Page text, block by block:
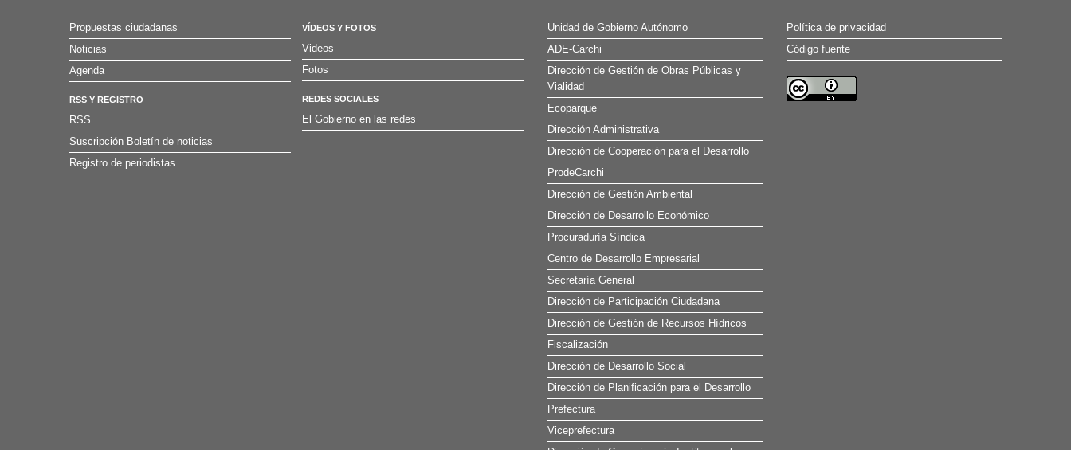
Propuestas ciudadanas
Noticias
Agenda
RSS Y REGISTRO
RSS
Suscripción Boletín de noticias
Registro de periodistas
VÍDEOS Y FOTOS
Videos
Fotos
REDES SOCIALES
El Gobierno en las redes
Unidad de Gobierno Autónomo
ADE-Carchi
Dirección de Gestión de Obras Públicas y
Vialidad
Ecoparque
Dirección Administrativa
Dirección de Cooperación para el Desarrollo
ProdeCarchi
Dirección de Gestión Ambiental
Dirección de Desarrollo Económico
Procuraduría Síndica
Centro de Desarrollo Empresarial
Secretaría General
Dirección de Participación Ciudadana
Dirección de Gestión de Recursos Hídricos
Fiscalización
Dirección de Desarrollo Social
Dirección de Planificación para el Desarrollo
Prefectura
Viceprefectura
Política de privacidad
Código fuente